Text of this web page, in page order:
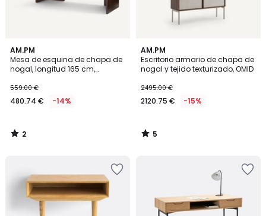
AM.PM
Mesa de esquina de chapa de
nogal, longitud 165 cm,
559.00 €
480.74 € -14%
2
/
5
2
/
AM.PM
Escritorio armario de chapa de
nogal y tejido texturizado, OMID
2495.00 €
2120.75 € -15%
5
/
5
5
/